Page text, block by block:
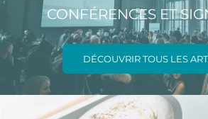
CONFÉRENCES ET
DÉCOUVRIR TOUS LES